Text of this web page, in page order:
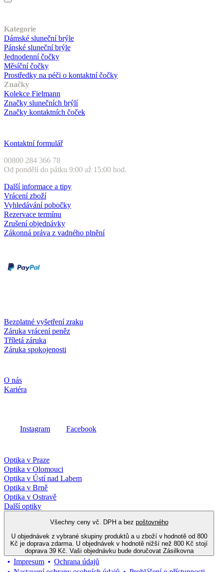
Kategorie
Dámské sluneční brýle
Pánské sluneční brýle
Jednodenní čočky
Měsíční čočky
Prostředky na péči o kontaktní čočky
Značky
Kolekce Fielmann
Značky slunečních brýlí
Značky kontaktních čoček
Kontaktní formulář
00800 284 366 78
Od pondělí do pátku 9:00 až 15:00 hod.
Další informace a tipy
Vrácení zboží
Vyhledávání pobočky
Rezervace termínu
Zrušení objednávky
Zákonná práva z vadného plnění
Bezplatné vyšetření zraku
Záruka vrácení peněz
Tříletá záruka
Záruka spokojenosti
O nás
Kariéra
Instagram Facebook
Optika v Praze
Optika v Olomouci
Optika v Ústí nad Labem
Optika v Brně
Optika v Ostravě
Další optiky
Všechny ceny vč. DPH a bez poštovného
U objednávek z vybrané skupiny produktů a u zboží v hodnotě od 800
Kč je doprava zdarma. U objednávek v hodnotě nižší než 800 Kč stojí
doprava 39 Kč. Vaši objednávku bude doručovat Zásilkovna
Impresum
Ochrana údajů